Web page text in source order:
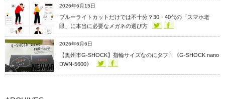
2026年6月15日
ブルーライトカットだけでは不十分？30・40代の「スマホ老
眼」に本当に必要なメガネの選び方
2026年6月6日
【奥州市G-SHOCK】指輪サイズなのにタフ！《G-SHOCK nano
DWN-5600》